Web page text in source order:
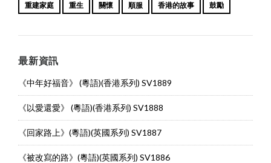
重建家庭 重生 關懷 順服 香港的故事 鼓勵
最新資訊
《中年好福音》 (粵語)(香港系列) SV1889
《以愛還愛》 (粵語)(香港系列) SV1888
《回家路上》(粵語)(英國系列) SV1887
《被改寫的路》(粵語)(英國系列) SV1886